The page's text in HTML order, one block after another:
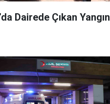
Dairede Çıkan Yangın